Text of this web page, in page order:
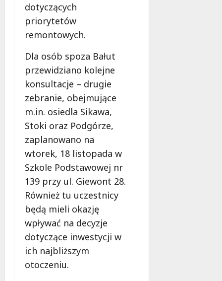
dotyczących
priorytetów
remontowych.
Dla osób spoza Bałut
przewidziano kolejne
konsultacje – drugie
zebranie, obejmujące
m.in. osiedla Sikawa,
Stoki oraz Podgórze,
zaplanowano na
wtorek, 18 listopada w
Szkole Podstawowej nr
139 przy ul. Giewont 28.
Również tu uczestnicy
będą mieli okazję
wpływać na decyzje
dotyczące inwestycji w
ich najbliższym
otoczeniu.